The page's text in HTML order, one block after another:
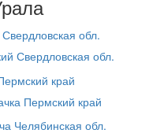
Свердловская обл.
Пермский край